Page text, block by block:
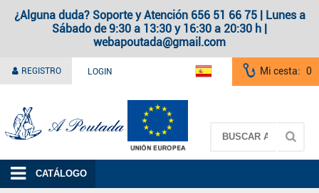
¿Alguna duda? Soporte y Atención 656 51 66 75 | Lunes a
Sábado de 9:30 a 13:30 y 16:30 a 20:30 h |
webapoutada@gmail.com
REGISTRO LOGIN Mi cesta: 0
CATÁLOGO